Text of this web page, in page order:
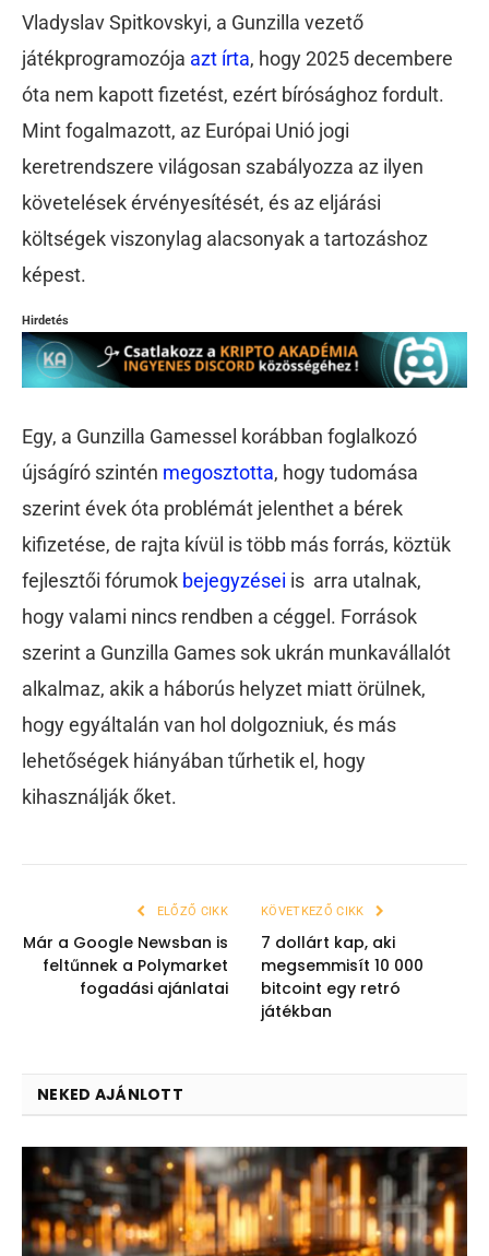
Vladyslav Spitkovskyi, a Gunzilla vezető
játékprogramozója azt írta, hogy 2025 decembere
óta nem kapott fizetést, ezért bírósághoz fordult.
Mint fogalmazott, az Európai Unió jogi
keretrendszere világosan szabályozza az ilyen
követelések érvényesítését, és az eljárási
költségek viszonylag alacsonyak a tartozáshoz
képest.
Hirdetés
Egy, a Gunzilla Gamessel korábban foglalkozó
újságíró szintén megosztotta, hogy tudomása
szerint évek óta problémát jelenthet a bérek
kifizetése, de rajta kívül is több más forrás, köztük
fejlesztői fórumok bejegyzései is arra utalnak,
hogy valami nincs rendben a céggel. Források
szerint a Gunzilla Games sok ukrán munkavállalót
alkalmaz, akik a háborús helyzet miatt örülnek,
hogy egyáltalán van hol dolgozniuk, és más
lehetőségek hiányában tűrhetik el, hogy
kihasználják őket.
ELŐZŐ CIKK
Már a Google Newsban is
feltűnnek a Polymarket
fogadási ajánlatai
KÖVETKEZŐ CIKK
7 dollárt kap, aki
megsemmisít 10 000
bitcoint egy retró
játékban
NEKED AJÁNLOTT